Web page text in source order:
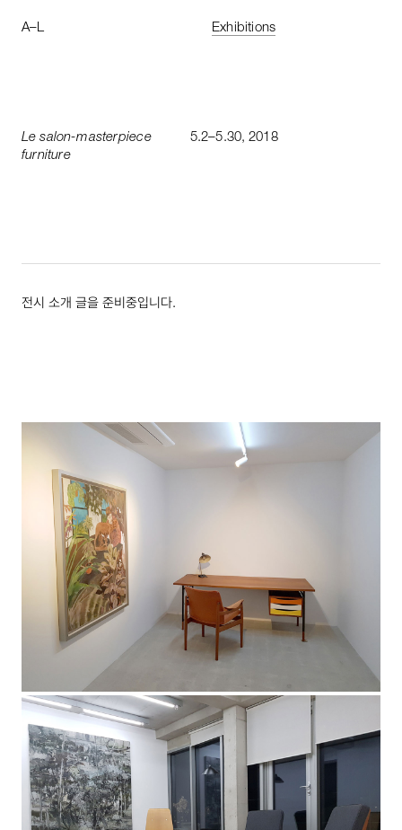
A–L Exhibitions
Le salon-masterpiece
furniture
5.2–5.30,2018
전시 소개 글을 준비중입니다.